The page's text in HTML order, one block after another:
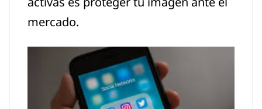
mercado.